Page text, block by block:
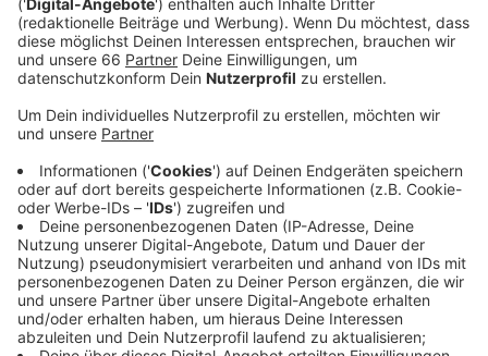
Mängel verschwiegen haben. Die
Staatsanwaltschaft fordert neun Monate Haft auf
Bewährung.
Im Internet hatte der Angeklagte laut Ermittlungen
das Haus zum Kauf angeboten. Dabei soll er
Feuchtigkeitsschäden verschwiegen haben und auch
eine falsche Quadratmeterzahl genannt haben. Seinen
Angaben zufolge war das Haus 205 Quadratmeter